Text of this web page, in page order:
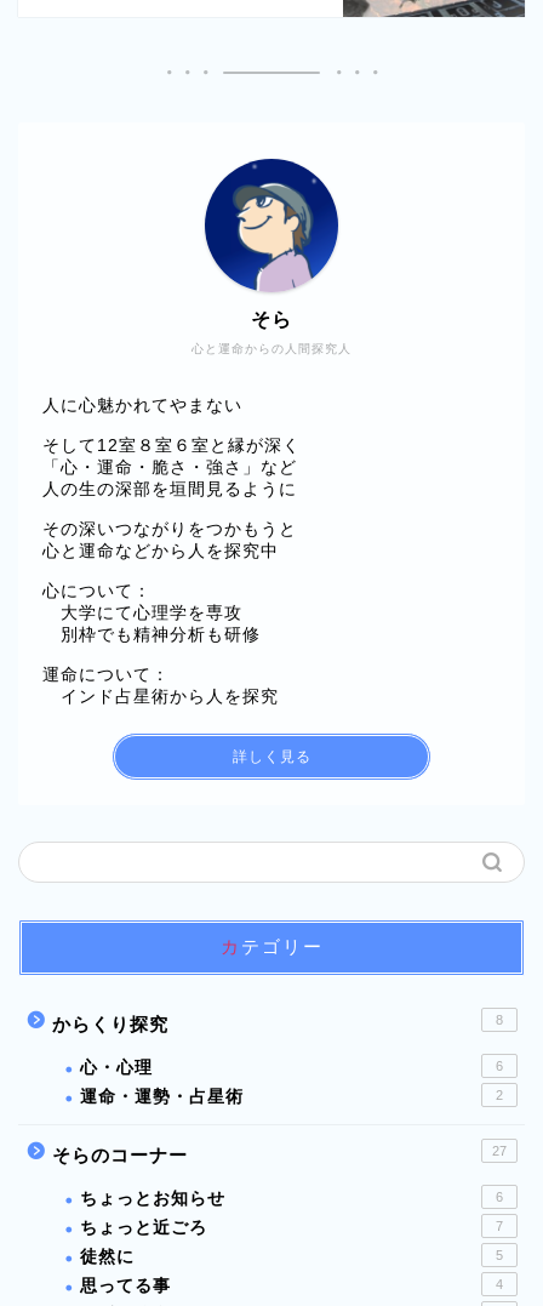
心と運命からの人間探究人
そら
人に心魅かれてやまない
そして12室８室６室と縁が深く
「心・運命・脆さ・強さ」など
人の生の深部を垣間見るように
その深いつながりをつかもうと
心と運命などから人を探究中
心について：
大学にて心理学を専攻
別枠でも精神分析も研修
運命について：
インド占星術から人を探究
詳しく見る
カテゴリー
からくり探究 8
心・心理 6
運命・運勢・占星術 2
そらのコーナー 27
ちょっとお知らせ 6
ちょっと近ごろ 7
徒然に 5
思ってる事 4